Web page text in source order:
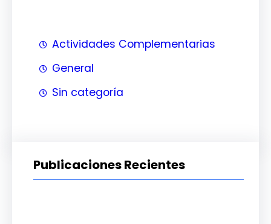
Actividades Complementarias
General
Sin categoría
Publicaciones Recientes